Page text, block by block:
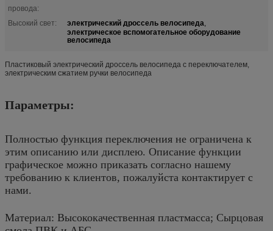
провода:
Высокий свет: электрический дроссель велосипеда,
электрическое вспомогательное оборудование
велосипеда
Пластиковый электрический дроссель велосипеда с переключателем,
электрическим сжатием ручки велосипеда
Параметры:
Полностью функция переключения не ограничена к
этим описанию или дисплею. Описание функции
графическое можно приказать согласно нашему
требованию к клиентов, пожалуйста контактирует с
нами.
Материал: Высококачественная пластмасса; Сырцовая